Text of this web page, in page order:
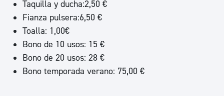
Taquilla y ducha:2,50 €
Fianza pulsera:6,50 €
Toalla: 1,00€
Bono de 10 usos: 15 €
Bono de 20 usos: 28 €
Bono temporada verano: 75,00 €